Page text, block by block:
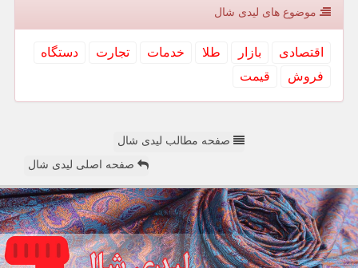
موضوع های لیدی شال
اقتصادی بازار طلا خدمات تجارت
دستگاه
فروش
قیمت
صفحه مطالب لیدی شال
صفحه اصلی لیدی شال